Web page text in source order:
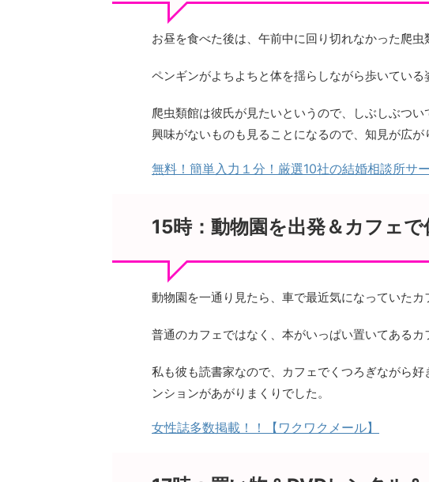
お昼を食べた後は、午前中に回り切れなかった爬虫
ペンギンがよちよちと体を揺らしながら歩いている
爬虫類館は彼氏が見たいというので、しぶしぶつ
興味がないものも見ることになるので、知見が広が
無料！簡単入力１分！厳選10社の結婚相談所サ
15時：動物園を出発＆カフェで
動物園を一通り見たら、車で最近気になっていたカ
普通のカフェではなく、本がいっぱい置いてあるカ
私も彼も読書家なので、カフェでくつろぎながら
ンションがあがりまくりでした。
女性誌多数掲載！！【ワクワクメール】